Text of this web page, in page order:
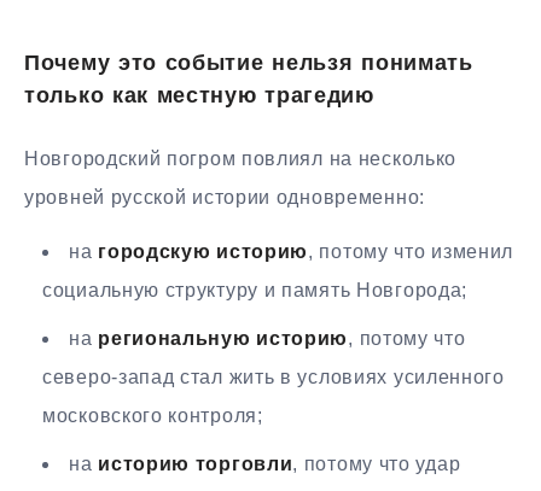
Почему это событие нельзя понимать
только как местную трагедию
Новгородский погром повлиял на несколько
уровней русской истории одновременно:
на городскую историю, потому что изменил
социальную структуру и память Новгорода;
на региональную историю, потому что
северо-запад стал жить в условиях усиленного
московского контроля;
на историю торговли, потому что удар